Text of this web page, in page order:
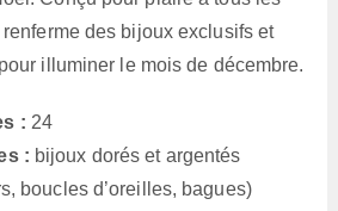
des bijoux exclusifs et
illuminer le mois de décembre.
: 24
: bijoux dorés et argentés
boucles d’oreilles, bagues)